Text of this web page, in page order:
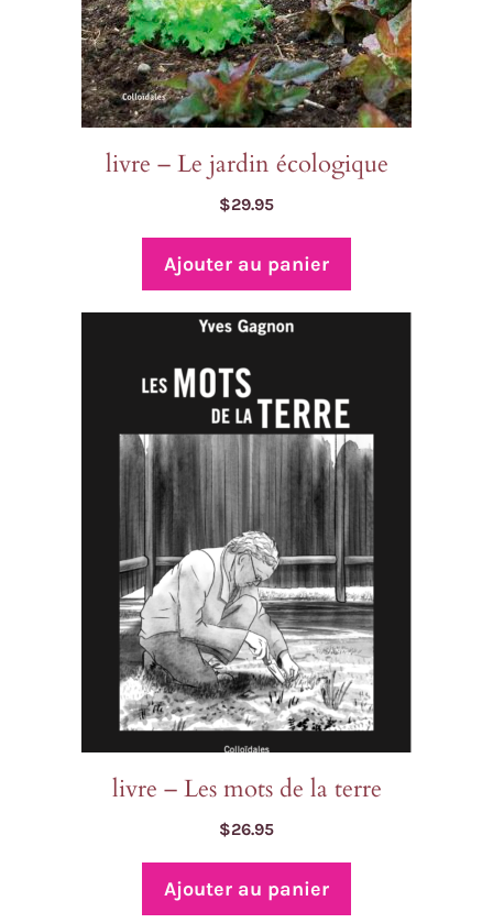
livre – Le jardin écologique
$29.95
Ajouter au panier
livre – Les mots de la terre
$26.95
Ajouter au panier